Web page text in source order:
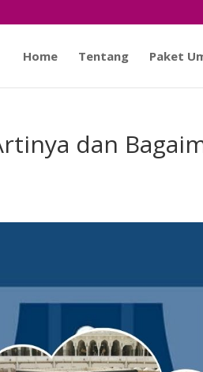
Home Tentang Paket
dan